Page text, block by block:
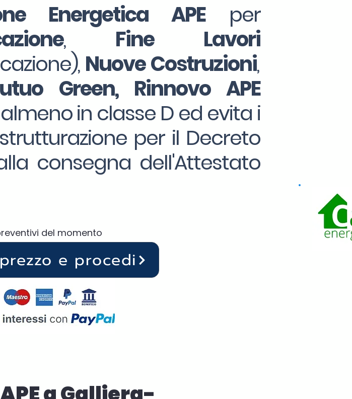
Energetica APEper
, Fine Lavori
Nuove Costruzioni,
Green, Rinnovo APE
in classe D ed evita i
per il Decreto
consegna dell'Attestato
del momento
e procedi